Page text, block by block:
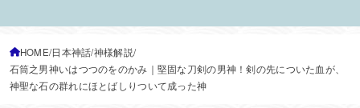
HOME 日本神話 神様解説
石筒之男神いはつつのをのかみ｜堅固な刀剣の男神！剣の先についた血が、
神聖な石の群れにほとばしりついて成った神